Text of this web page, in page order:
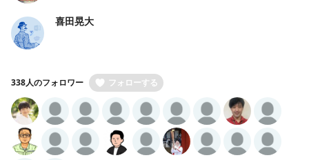
喜田晃大
338人のフォロワー フォローする